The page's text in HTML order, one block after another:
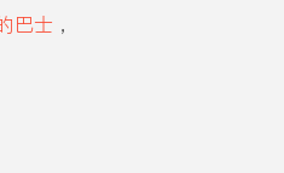
巴士 ，